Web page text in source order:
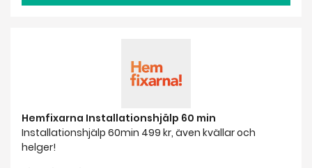
Hemfixarna Installationshjälp 60 min
Installationshjälp 60min 499 kr, även kvällar och
helger!